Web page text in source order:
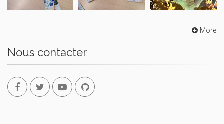
More
Nous contacter